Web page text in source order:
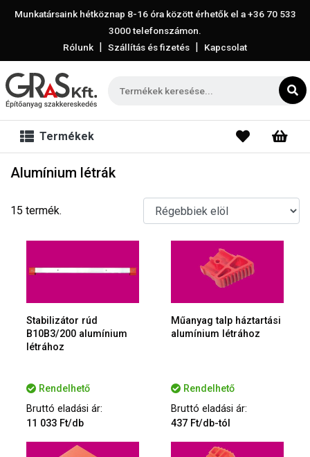
Munkatársaink hétköznap 8-16 óra között érhetők el a+36 70 533
3000telefonszámon.
Rólunk | Szállítás és fizetés | Kapcsolat
Termékek
Alumínium létrák
15 termék.
Stabilizátor rúd
B10B3/200 alumínium
létrához
Rendelhető
Bruttó eladási ár:
11 033 Ft/db
Műanyag talp háztartási
alumínium létrához
Rendelhető
Bruttó eladási ár:
437 Ft/db-tól